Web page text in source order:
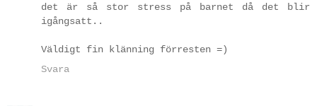
det är så stor stress på barnet då det blir
igångsatt..
Väldigt fin klänning förresten =)
Svara